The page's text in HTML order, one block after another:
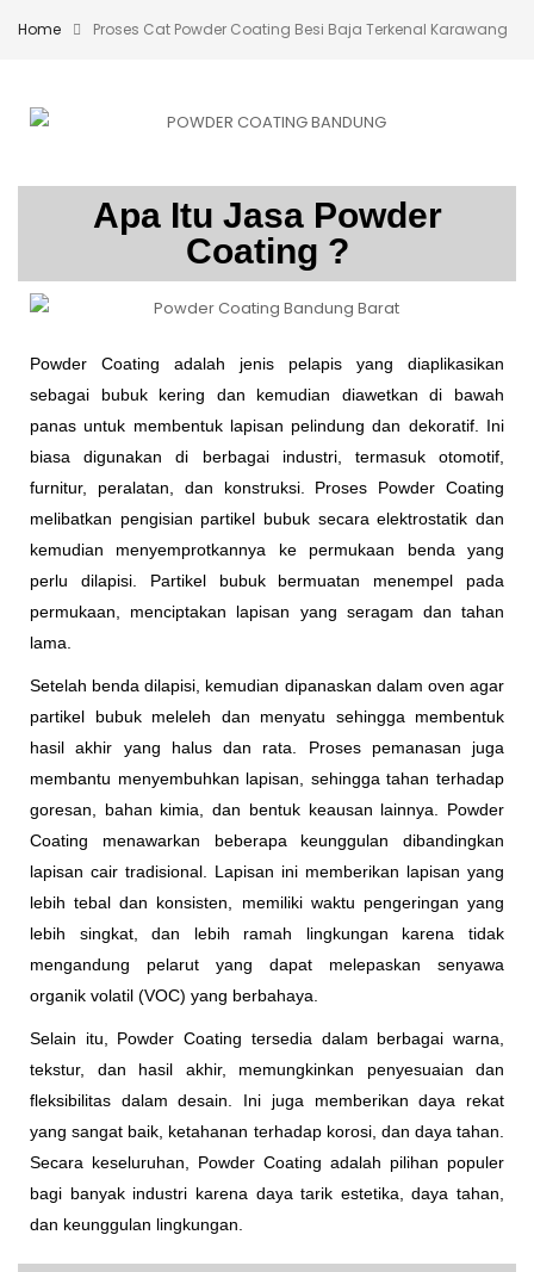
Home Proses Cat Powder Coating Besi Baja Terkenal Karawang
Apa Itu Jasa Powder
Coating ?
Powder Coating adalah jenis pelapis yang diaplikasikan
sebagai bubuk kering dan kemudian diawetkan di bawah
panas untuk membentuk lapisan pelindung dan dekoratif. Ini
biasa digunakan di berbagai industri, termasuk otomotif,
furnitur, peralatan, dan konstruksi. Proses Powder Coating
melibatkan pengisian partikel bubuk secara elektrostatik dan
kemudian menyemprotkannya ke permukaan benda yang
perlu dilapisi. Partikel bubuk bermuatan menempel pada
permukaan, menciptakan lapisan yang seragam dan tahan
lama.
Setelah benda dilapisi, kemudian dipanaskan dalam oven agar
partikel bubuk meleleh dan menyatu sehingga membentuk
hasil akhir yang halus dan rata. Proses pemanasan juga
membantu menyembuhkan lapisan, sehingga tahan terhadap
goresan, bahan kimia, dan bentuk keausan lainnya. Powder
Coating menawarkan beberapa keunggulan dibandingkan
lapisan cair tradisional. Lapisan ini memberikan lapisan yang
lebih tebal dan konsisten, memiliki waktu pengeringan yang
lebih singkat, dan lebih ramah lingkungan karena tidak
mengandung pelarut yang dapat melepaskan senyawa
organik volatil (VOC) yang berbahaya.
Selain itu, Powder Coating tersedia dalam berbagai warna,
tekstur, dan hasil akhir, memungkinkan penyesuaian dan
fleksibilitas dalam desain. Ini juga memberikan daya rekat
yang sangat baik, ketahanan terhadap korosi, dan daya tahan.
Secara keseluruhan, Powder Coating adalah pilihan populer
bagi banyak industri karena daya tarik estetika, daya tahan,
dan keunggulan lingkungan.